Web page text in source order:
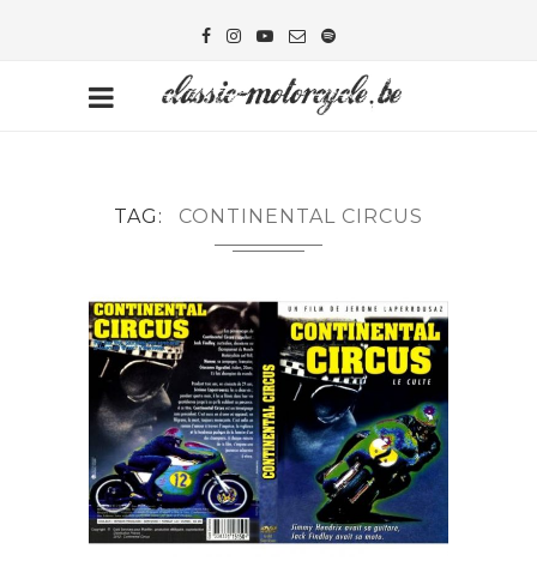
TAG CONTINENTAL CIRCUS